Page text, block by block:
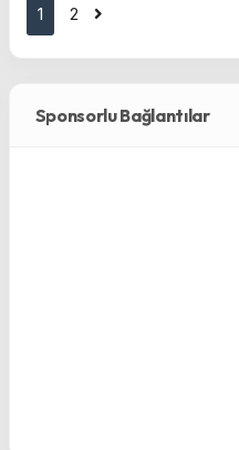
1 2
Sponsorlu Bağlantılar